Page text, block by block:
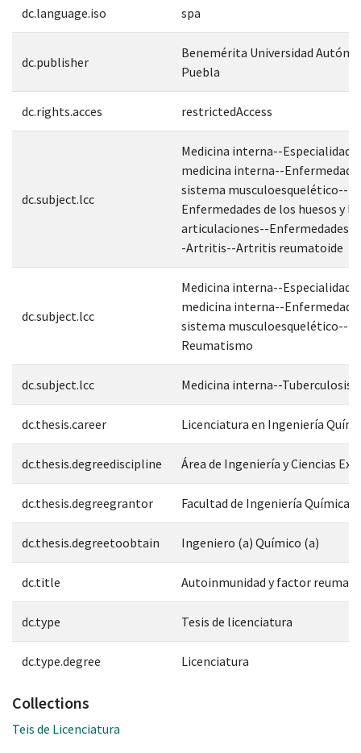
dc.language.iso spa
dc.publisher
Benemérita Universidad
Puebla
dc.rights.acces restrictedAccess
dc.subject.lcc
Medicina interna--
medicina interna--
sistema musculoesquelético--
Enfermedades de los huesos y
articulaciones--Enfermedades
-Artritis--Artritis reumatoide
dc.subject.lcc
Medicina interna--
medicina interna--
sistema musculoesquelético--
Reumatismo
dc.subject.lcc Medicina interna--Tuberculosis
dc.thesis.career Licenciatura en Ingeniería
dc.thesis.degreediscipline Área de Ingeniería y Ciencias
dc.thesis.degreegrantor Facultad de Ingeniería Química
dc.thesis.degreetoobtain Ingeniero (a) Químico (a)
dc.title Autoinmunidad y factor
dc.type Tesis de licenciatura
dc.type.degree Licenciatura
Collections
Teis de Licenciatura